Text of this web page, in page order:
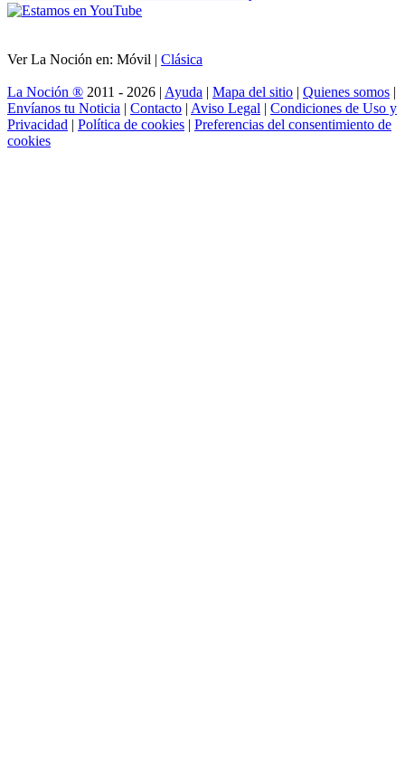
Ver La Noción en: Móvil | Clásica
La Noción ® 2011 - 2026 | Ayuda | Mapa del sitio | Quienes somos |
Envíanos tu Noticia | Contacto | Aviso Legal | Condiciones de Uso y
Privacidad | Política de cookies | Preferencias del consentimiento de
cookies